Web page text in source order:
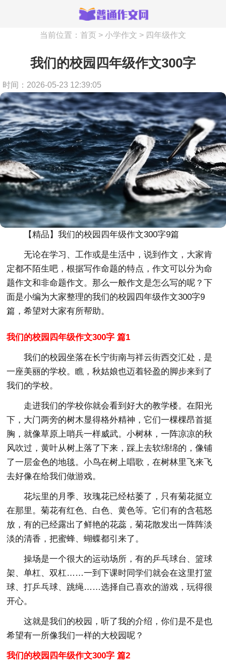
当前位置： 首页 > 小学作文 > 四年级作文
我们的校园四年级作文300字
时间：2026-05-23 12:39:05
【精品】我们的校园四年级作文300字9篇
无论在学习、工作或是生活中，说到作文，大家肯
定都不陌生吧，根据写作命题的特点，作文可以分为命
题作文和非命题作文。那么一般作文是怎么写的呢？下
面是小编为大家整理的我们的校园四年级作文300字9
篇，希望对大家有所帮助。
我们的校园四年级作文300字 篇1
我们的校园坐落在长宁街南与祥云街西交汇处，是
一座美丽的学校。瞧，秋姑娘也迈着轻盈的脚步来到了
我们的学校。
走进我们的学校你就会看到好大的教学楼。在阳光
下，大门两旁的树木显得格外精神，它们一棵棵昂首挺
胸，就像草原上哨兵一样威武。小树林，一阵凉凉的秋
风吹过，黄叶从树上落了下来，踩上去软绵绵的，像铺
了一层金色的地毯。小鸟在树上唱歌，在树林里飞来飞
去好像在给我们做游戏。
花坛里的月季、玫瑰花已经枯萎了，只有菊花挺立
在那里。菊花有红色、白色、黄色等。它们有的含苞怒
放，有的已经露出了鲜艳的花蕊，菊花散发出一阵阵淡
淡的清香，把蜜蜂、蝴蝶都引来了。
操场是一个很大的运动场所，有的乒乓球台、篮球
架、单杠、双杠……一到下课时同学们就会在这里打篮
球、打乒乓球、跳绳……选择自己喜欢的游戏，玩得很
开心。
这就是我们的校园，听了我的介绍，你们是不是也
希望有一所像我们一样的大校园呢？
我们的校园四年级作文300字 篇2